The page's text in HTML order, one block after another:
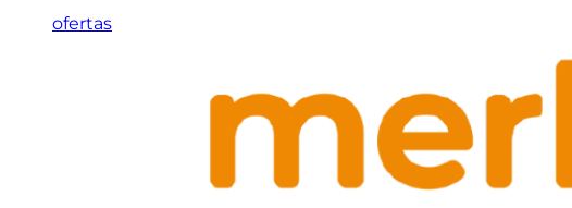
ofertas